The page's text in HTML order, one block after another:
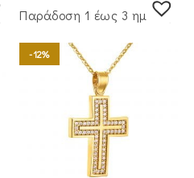
Παράδoση 1 έως 3 ημέρες
-12%